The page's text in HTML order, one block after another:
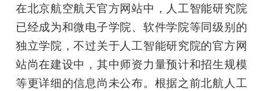
在北京航空航天官方网站中，人工智能研究院
已经成为和微电子学院、软件学院等同级别的
独立学院，不过关于人工智能研究院的官方网
站尚在建设中，其中师资力量预计和招生规模
等更详细的信息尚未公布。根据之前北航人工